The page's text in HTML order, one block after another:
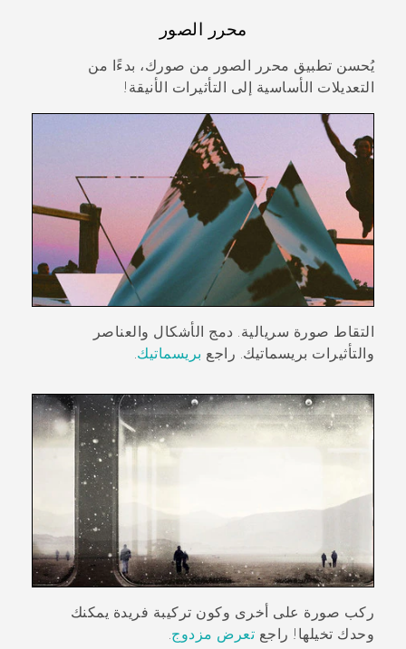
محرر الصور
يُحسن تطبيق محرر الصور من صورك، بدءًا من
التعديلات الأساسية إلى التأثيرات الأنيقة!
التقاط صورة سريالية. دمج الأشكال والعناصر
والتأثيرات بريسماتيك. راجع بريسماتيك.
ركب صورة على أخرى وكون تركيبة فريدة يمكنك
وحدك تخيلها! راجع تعرض مزدوج